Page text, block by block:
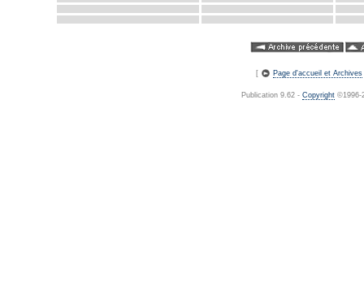
[ Page d'accueil et Archives
Publication 9.62 - Copyright©1996-